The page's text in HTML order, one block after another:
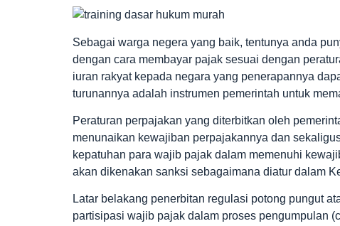
Sebagai warga negera yang baik, tentunya anda
dengan cara membayar pajak sesuai dengan
iuran rakyat kepada negara yang penerapannya
turunannya adalah instrumen pemerintah untuk
Peraturan perpajakan yang diterbitkan oleh
menunaikan kewajiban perpajakannya dan
kepatuhan para wajib pajak dalam memenuhi
akan dikenakan sanksi sebagaimana diatur dalam
Latar belakang penerbitan regulasi potong pungut
partisipasi wajib pajak dalam proses pengumpulan